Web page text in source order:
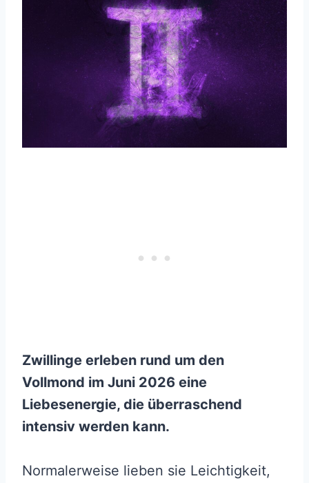
Zwillinge erleben rund um den
Vollmond im Juni 2026 eine
Liebesenergie, die überraschend
intensiv werden kann.
Normalerweise lieben sie Leichtigkeit,